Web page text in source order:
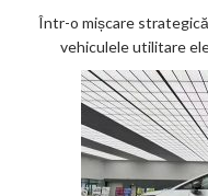
Într-o mișcare
vehiculele utilitare